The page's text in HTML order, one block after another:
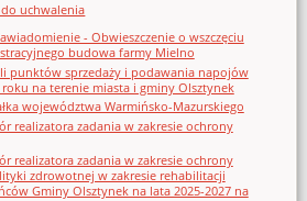
uchwalenia
- Obwieszczenie o wszczęciu
budowa farmy Mielno
punktów sprzedaży i podawania napojów
na terenie miasta i gminy Olsztynek
województwa Warmińsko-Mazurskiego
realizatora zadania w zakresie ochrony
realizatora zadania w zakresie ochrony
zdrowotnej w zakresie rehabilitacji
Gminy Olsztynek na lata 2025-2027 na